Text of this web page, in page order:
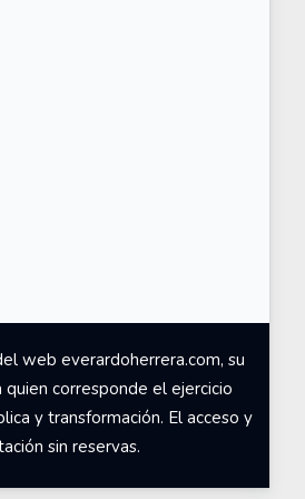
web everardoherrera.com, su
corresponde el ejercicio
y transformación. El acceso y
sin reservas.